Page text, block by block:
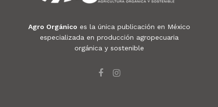
Agro Orgánico es la única publicación en México
especializada en producción agropecuaria
orgánica y sostenible